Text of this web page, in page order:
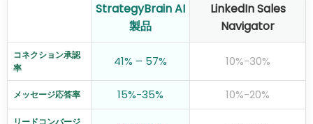
StrategyBrain AI
製品
LinkedIn Sales
Navigator
コネクション承認
率
41% – 57% 10%-30%
メッセージ応答率 15%-35% 10%-20%
リードコンバージ